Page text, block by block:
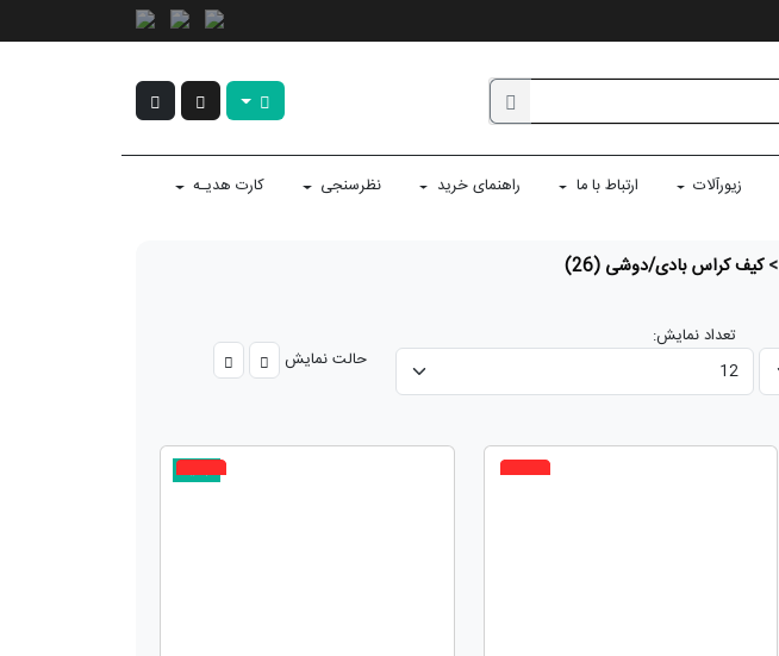
زیورآلات ارتباط با ما راهنمای خرید نظرسنجی کارت هدیـه
>کیف کراس بادی/دوشی (26)
تعداد نمایش:
حالت نمایش
جدید